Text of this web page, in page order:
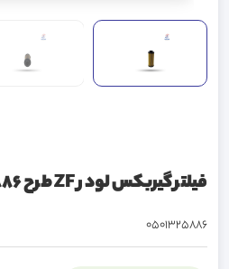
فیلتر گیربکس لودر ZF طرح 0501325886
0501325886